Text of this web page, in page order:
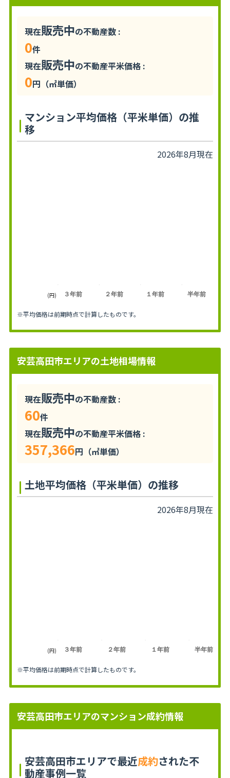
現在販売中の不動産数 :
0件
現在販売中の不動産平米価格 :
0円（㎡単価）
マンション平均価格（平米単価）の推
移
2026年8月現在
３年前 ２年前 １年前 半年前
(円)
※平均価格は前期時点で計算したものです。
安芸高田市エリアの土地相場情報
現在販売中の不動産数 :
60件
現在販売中の不動産平米価格 :
357,366円（㎡単価）
土地平均価格（平米単価）の推移
2026年8月現在
３年前 ２年前 １年前 半年前
(円)
※平均価格は前期時点で計算したものです。
安芸高田市エリアのマンション成約情報
安芸高田市エリアで最近成約された不
動産事例一覧